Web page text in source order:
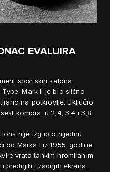
EVALUIRA
sportskih salona.
Mark II je bio slično
na potkrovlje. Uključio
komora, u 2,4, 3,4 i 3,8
nije izgubio nijednu
od Marka I iz 1955. godine,
vrata tankim hromiranim
prednjih i zadnjih ekrana.